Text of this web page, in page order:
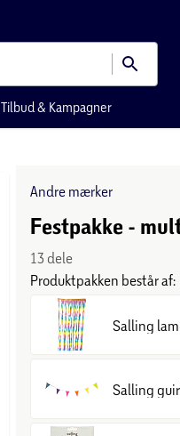
Tilbud & Kampagner
Andre mærker
Festpakke -
13 dele
Produktpakken består af:
Salling
Salling